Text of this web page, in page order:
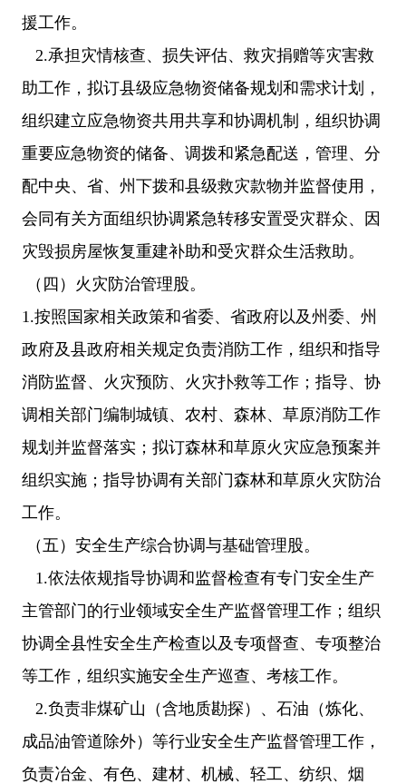
援工作。
2.承担灾情核查、损失评估、救灾捐赠等灾害救
助工作，拟订县级应急物资储备规划和需求计划，
组织建立应急物资共用共享和协调机制，组织协调
重要应急物资的储备、调拨和紧急配送，管理、分
配中央、省、州下拨和县级救灾款物并监督使用，
会同有关方面组织协调紧急转移安置受灾群众、因
灾毁损房屋恢复重建补助和受灾群众生活救助。
（四）火灾防治管理股。
1.按照国家相关政策和省委、省政府以及州委、州
政府及县政府相关规定负责消防工作，组织和指导
消防监督、火灾预防、火灾扑救等工作；指导、协
调相关部门编制城镇、农村、森林、草原消防工作
规划并监督落实；拟订森林和草原火灾应急预案并
组织实施；指导协调有关部门森林和草原火灾防治
工作。
（五）安全生产综合协调与基础管理股。
1.依法依规指导协调和监督检查有专门安全生产
主管部门的行业领域安全生产监督管理工作；组织
协调全县性安全生产检查以及专项督查、专项整治
等工作，组织实施安全生产巡查、考核工作。
2.负责非煤矿山（含地质勘探）、石油（炼化、
成品油管道除外）等行业安全生产监督管理工作，
负责冶金、有色、建材、机械、轻工、纺织、烟